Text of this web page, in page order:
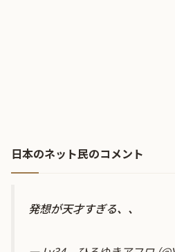
日本のネット民のコメント
発想が天才すぎる、、